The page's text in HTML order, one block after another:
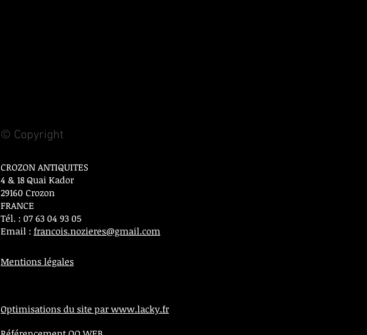
© Copyright
CROZON ANTIQUITES
4 & 18 Quai Kador
29160 Crozon
FRANCE
Tél. : 07 63 04 93 05
Email : francois.nozieres@gmail.com
Mentions légales
Optimisations du site par www.lacky.fr